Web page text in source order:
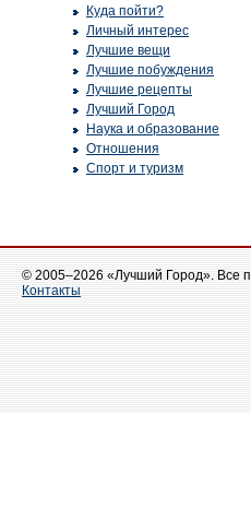
Куда пойти?
Личный интерес
Лучшие вещи
Лучшие побуждения
Лучшие рецепты
Лучший Город
Наука и образование
Отношения
Спорт и туризм
© 2005–2026 «Лучший Город». Все
Контакты